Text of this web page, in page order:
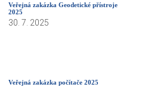
Veřejná zakázka Geodetické přístroje
2025
30. 7. 2025
Veřejná zakázka počítače 2025